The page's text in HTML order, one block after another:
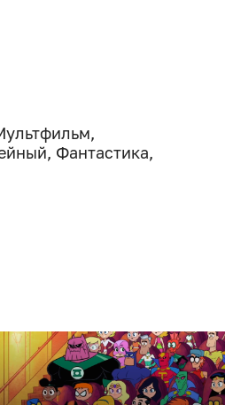
,
, Фантастика,